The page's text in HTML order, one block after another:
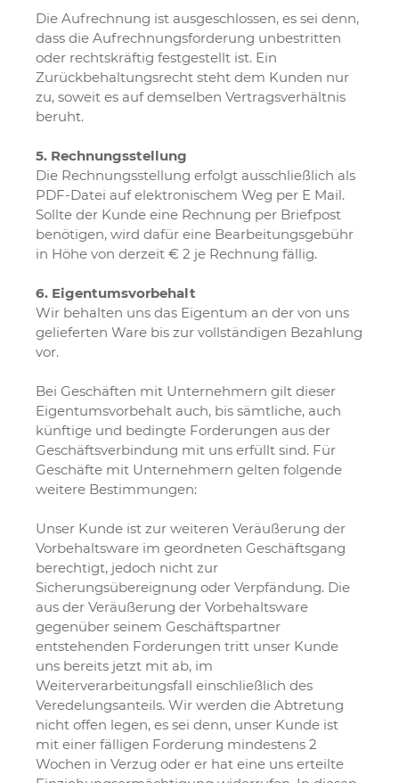
Die Aufrechnung ist ausgeschlossen, es sei denn,
dass die Aufrechnungsforderung unbestritten
oder rechtskräftig festgestellt ist. Ein
Zurückbehaltungsrecht steht dem Kunden nur
zu, soweit es auf demselben Vertragsverhältnis
beruht.
5. Rechnungsstellung
Die Rechnungsstellung erfolgt ausschließlich als
PDF-Datei auf elektronischem Weg per E Mail.
Sollte der Kunde eine Rechnung per Briefpost
benötigen, wird dafür eine Bearbeitungsgebühr
in Höhe von derzeit € 2 je Rechnung fällig.
6. Eigentumsvorbehalt
Wir behalten uns das Eigentum an der von uns
gelieferten Ware bis zur vollständigen Bezahlung
vor.
Bei Geschäften mit Unternehmern gilt dieser
Eigentumsvorbehalt auch, bis sämtliche, auch
künftige und bedingte Forderungen aus der
Geschäftsverbindung mit uns erfüllt sind. Für
Geschäfte mit Unternehmern gelten folgende
weitere Bestimmungen:
Unser Kunde ist zur weiteren Veräußerung der
Vorbehaltsware im geordneten Geschäftsgang
berechtigt, jedoch nicht zur
Sicherungsübereignung oder Verpfändung. Die
aus der Veräußerung der Vorbehaltsware
gegenüber seinem Geschäftspartner
entstehenden Forderungen tritt unser Kunde
uns bereits jetzt mit ab, im
Weiterverarbeitungsfall einschließlich des
Veredelungsanteils. Wir werden die Abtretung
nicht offen legen, es sei denn, unser Kunde ist
mit einer fälligen Forderung mindestens 2
Wochen in Verzug oder er hat eine uns erteilte